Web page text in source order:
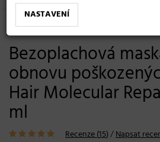
Poslední šance
Bezoplachová
obnovu
Hair Molecular
ml
Recenze (15)/Napsat
NASTAVENÍ